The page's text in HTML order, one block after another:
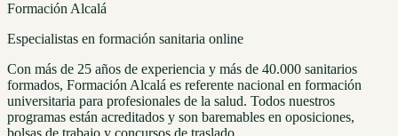
Formación Alcalá
Especialistas en formación sanitaria online
Con más de 25 años de experiencia y más de 40.000 sanitarios
formados, Formación Alcalá es referente nacional en formación
universitaria para profesionales de la salud. Todos nuestros
programas están acreditados y son baremables en oposiciones,